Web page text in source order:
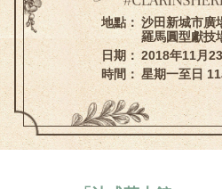
地點： 沙田新城市廣
羅馬圓型獻技
日期：2018年11月
時間： 星期一至日